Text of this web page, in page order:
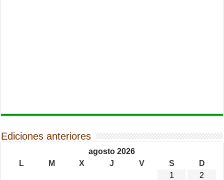
Ediciones anteriores
agosto 2026
L
M X J V S
D
1
2